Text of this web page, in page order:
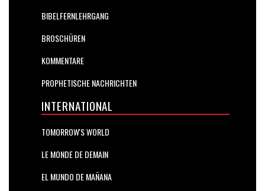
BIBELFERNLEHRGANG
BROSCHÜREN
KOMMENTARE
PROPHETISCHE NACHRICHTEN
INTERNATIONAL
TOMORROW'S WORLD
LE MONDE DE DEMAIN
EL MUNDO DE MAÑANA